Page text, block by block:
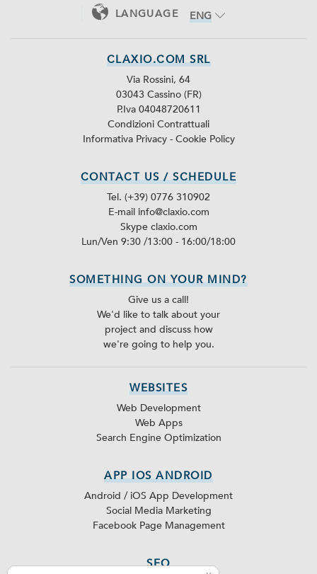
LANGUAGE
ENG
CLAXIO.COM SRL
Via Rossini, 64
03043 Cassino (FR)
P.Iva 04048720611
Condizioni Contrattuali
Informativa Privacy - Cookie Policy
CONTACT US / SCHEDULE
Tel. (+39) 0776 310902
E-mail info@claxio.com
Skype claxio.com
Lun/Ven 9:30 /13:00 - 16:00/18:00
SOMETHING ON YOUR MIND?
Give us a call!
We'd like to talk about your
project and discuss how
we're going to help you.
WEBSITES
Web Development
Web Apps
Search Engine Optimization
APP IOS ANDROID
Android / iOS App Development
Social Media Marketing
Facebook Page Management
SEO